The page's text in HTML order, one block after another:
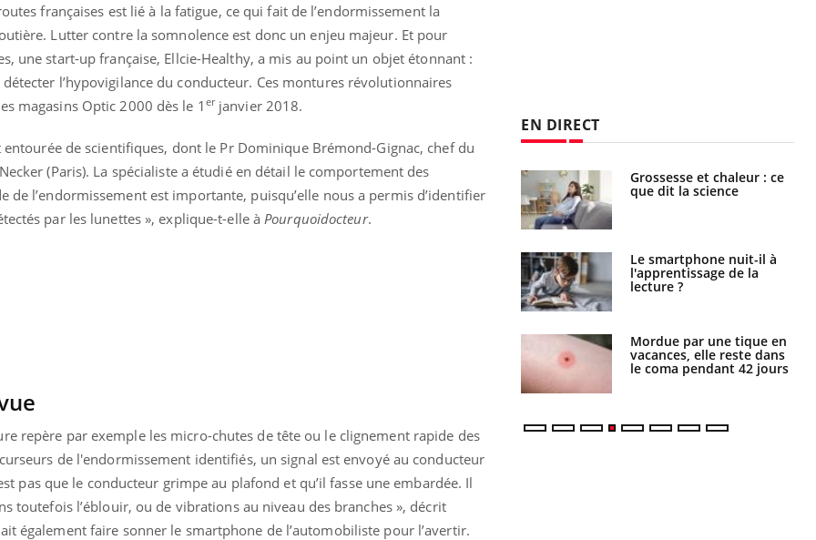
françaises est lié à la fatigue, ce qui fait de l’endormissement la
Lutter contre la somnolence est donc un enjeu majeur. Et pour
une start-up française, Ellcie-Healthy, a mis au point un objet étonnant :
l’hypovigilance du conducteur. Ces montures révolutionnaires
magasins Optic 2000 dès le 1 erjanvier 2018.
entourée de scientifiques, dont le Pr Dominique Brémond-Gignac, chef du
(Paris). La spécialiste a étudié en détail le comportement des
de l’endormissement est importante, puisqu’elle nous a permis d’identifier
par les lunettes », explique-t-elle à Pourquoidocteur.
repère par exemple les micro-chutes de tête ou le clignement rapide des
de l'endormissement identifiés, un signal est envoyé au conducteur
pas que le conducteur grimpe au plafond et qu’il fasse une embardée. Il
toutefois l’éblouir, ou de vibrations au niveau des branches », décrit
également faire sonner le smartphone de l’automobiliste pour l’avertir.
EN DIRECT
Fortes chaleurs :
pourquoi le risque de
noyade grimpe-t-il ?
Grossesse et chaleur : ce
que dit la science
Le smartphone nuit-il à
l'apprentissage de la
lecture ?
Mordue par une tique en
vacances, elle reste dans
le coma pendant 42 jours
Mordue par un
barracuda, une petite fille
secourue grâce à un
Légionellose en Suisse :
quelle est l’origine de la
contamination ?
Allergies alimentaires :
une nouvelle arme contre
les réactions sévères